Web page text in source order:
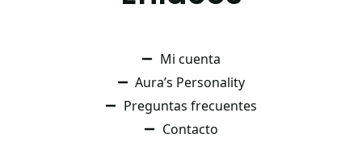
Mi cuenta
Aura’s Personality
Preguntas frecuentes
Contacto